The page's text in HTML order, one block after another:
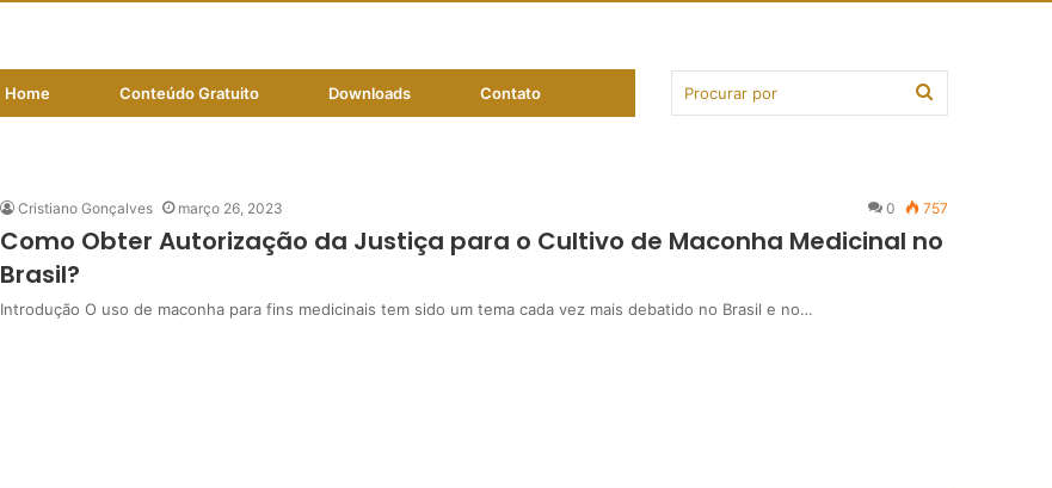
Home Conteúdo Gratuito Downloads Contato
Cristiano Gonçalves março 26, 2023 0 757
Como Obter Autorização da Justiça para o Cultivo de Maconha Medicinal no
Brasil?
Introdução O uso de maconha para fins medicinais tem sido um tema cada vez mais debatido no Brasil e no…